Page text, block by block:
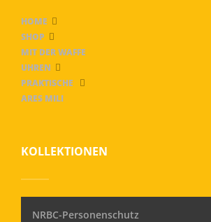
HOME
SHOP
MIT DER WAFFE
UHREN
PRAKTISCHE
ARES MILI
KOLLEKTIONEN
NRBC-Personenschutz